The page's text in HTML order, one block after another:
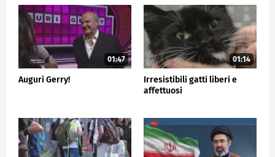
01:47
Auguri Gerry!
01:14
Irresistibili gatti liberi e
affettuosi